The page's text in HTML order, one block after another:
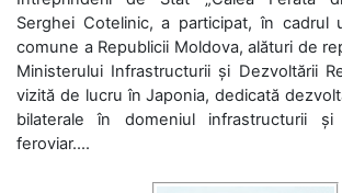
Serghei Cotelinic, a participat, în cadrul
comune a Republicii Moldova, alături de
Ministerului Infrastructurii și Dezvoltării
vizită de lucru în Japonia, dedicată
bilaterale în domeniul infrastructurii și
feroviar....